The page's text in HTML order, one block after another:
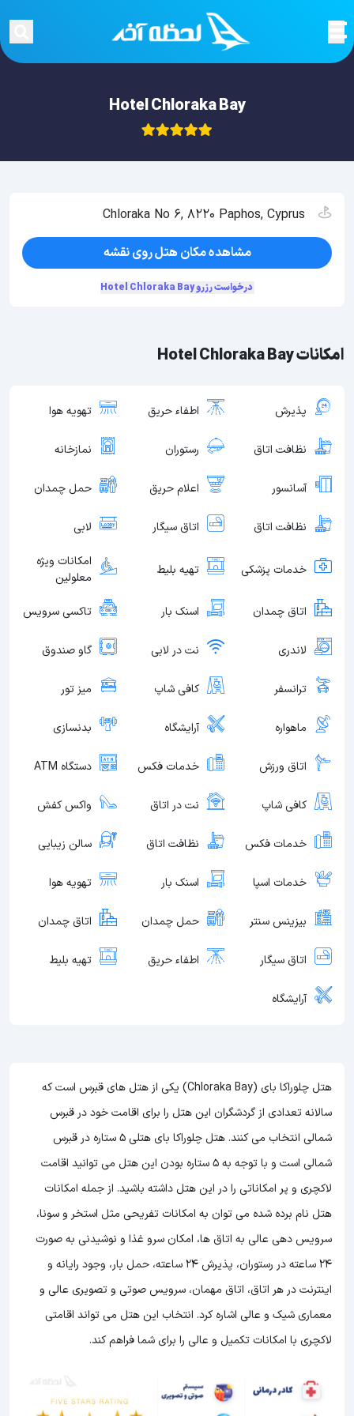
Hotel Chloraka Bay
امکانات Hotel Chloraka Bay
پذیرش اطفاء حریق تهویه هوا
نظافت اتاق رستوران نمازخانه
آسانسور اعلام حریق حمل چمدان
نظافت اتاق اتاق سیگار لابی
خدمات پزشکی تهیه بلیط
امکانات ویژه
معلولین
اتاق چمدان اسنک بار تاکسی سرویس
لاندری نت در لابی گاو صندوق
ترانسفر کافی شاپ میز تور
ماهواره آرایشگاه بدنسازی
اتاق ورزش خدمات فکس دستگاه ATM
کافی شاپ نت در اتاق واکس کفش
خدمات فکس نظافت اتاق سالن زیبایی
خدمات اسپا اسنک بار تهویه هوا
بیزینس سنتر حمل چمدان اتاق چمدان
اتاق سیگار اطفاء حریق تهیه بلیط
آرایشگاه
هتل چلوراکا بای (Chloraka Bay) یکی از هتل های قبرس است که
سالانه تعدادی از گردشگران این هتل را برای اقامت خود در قبرس
شمالی انتخاب می کنند. هتل چلوراکا بای هتلی 5 ستاره در قبرس
شمالی است و با توجه به 5 ستاره بودن این هتل
می توانید اقامت
لاکچری و پر امکاناتی را در این هتل داشته باشید. از جمله امکانات
هتل نام برده شده می توان به امکانات تفریحی مثل استخر و سونا،
سرویس دهی عالی به اتاق ها، امکان سرو غذا و نوشیدنی به صورت
24 ساعته در رستوران، پذیرش 24 ساعته، حمل بار، وجود رایانه و
اینترنت در هر اتاق، اتاق مهمان، سرویس صوتی و تصویری عالی و
معماری شیک و عالی اشاره کرد. انتخاب این هتل می تواند اقامتی
لاکچری با امکانات تکمیل و عالی را برای شما فراهم کند.
Chloraka No 6, 8220 Paphos, Cyprus
مشاهده مکان هتل روی نقشه
درخواست رزرو Hotel Chloraka Bay